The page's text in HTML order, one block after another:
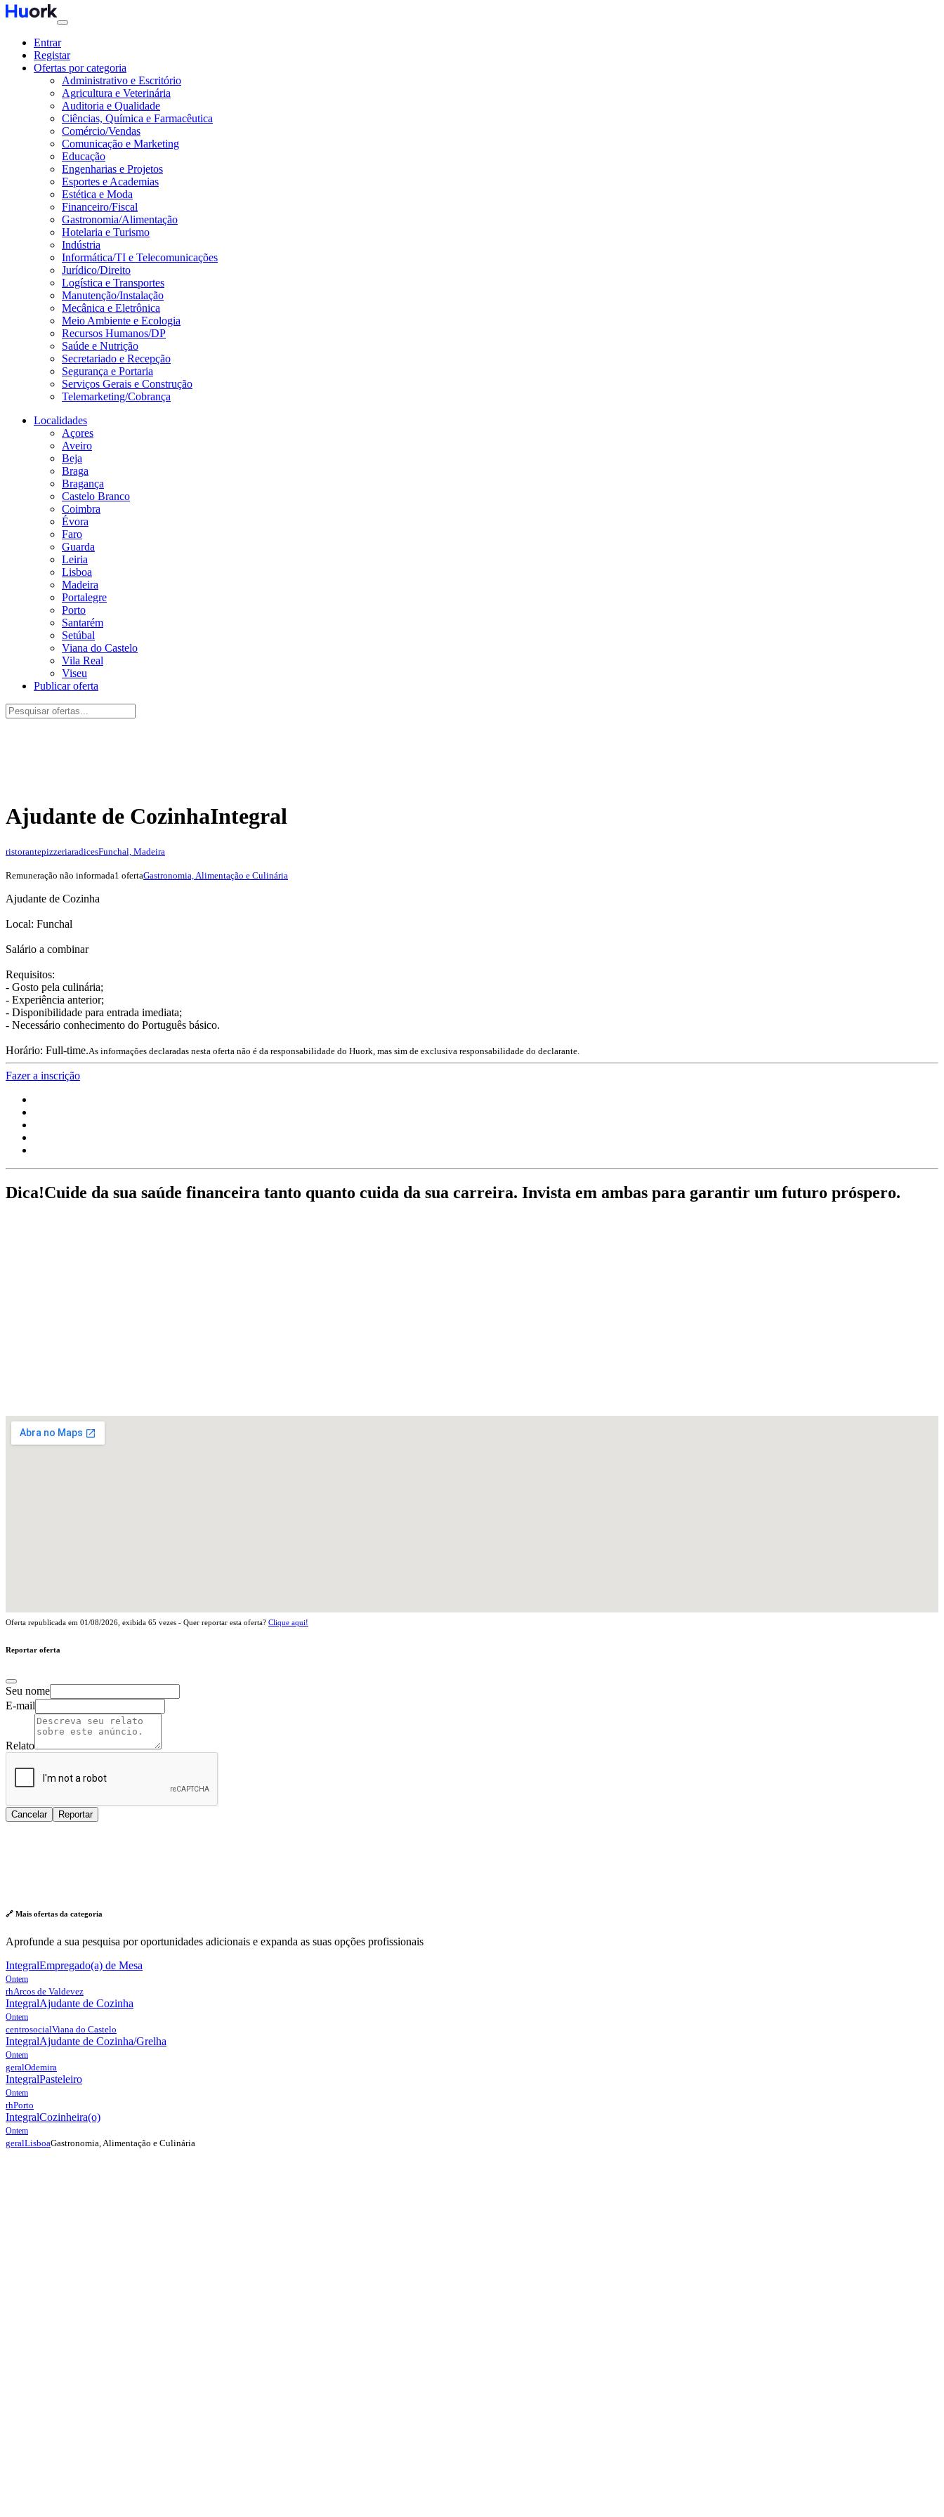
Entrar
Registar
Ofertas por categoria
Administrativo e Escritório
Agricultura e Veterinária
Auditoria e Qualidade
Ciências, Química e Farmacêutica
Comércio/Vendas
Comunicação e Marketing
Educação
Engenharias e Projetos
Esportes e Academias
Estética e Moda
Financeiro/Fiscal
Gastronomia/Alimentação
Hotelaria e Turismo
Indústria
Informática/TI e Telecomunicações
Jurídico/Direito
Logística e Transportes
Manutenção/Instalação
Mecânica e Eletrônica
Meio Ambiente e Ecologia
Recursos Humanos/DP
Saúde e Nutrição
Secretariado e Recepção
Segurança e Portaria
Serviços Gerais e Construção
Telemarketing/Cobrança
Localidades
Açores
Aveiro
Beja
Braga
Bragança
Castelo Branco
Coimbra
Évora
Faro
Guarda
Leiria
Lisboa
Madeira
Portalegre
Porto
Santarém
Setúbal
Viana do Castelo
Vila Real
Viseu
Publicar oferta
Ajudante de CozinhaIntegral
ristorantepizzeriaradicesFunchal, Madeira
Remuneração não informada1 ofertaGastronomia, Alimentação e Culinária
Ajudante de Cozinha
Local: Funchal
Salário a combinar
Requisitos:
- Gosto pela culinária;
- Experiência anterior;
- Disponibilidade para entrada imediata;
- Necessário conhecimento do Português básico.
Horário: Full-time.As informações declaradas nesta oferta não é da responsabilidade do Huork, mas sim de exclusiva responsabilidade do declarante.
Fazer a inscrição
Dica!Cuide da sua saúde financeira tanto quanto cuida da sua carreira. Invista em ambas para garantir um futuro próspero.
Oferta republicada em 01/08/2026 , exibida 65 vezes - Quer reportar esta oferta? Clique aqui!
Reportar oferta
Seu nome
E-mail
Relato
Cancelar Reportar
🔗 Mais ofertas da categoria
Aprofunde a sua pesquisa por oportunidades adicionais e expanda as suas opções profissionais
IntegralEmpregado(a) de Mesa
Ontem
rhArcos de Valdevez
IntegralAjudante de Cozinha
Ontem
centrosocialViana do Castelo
IntegralAjudante de Cozinha/Grelha
Ontem
geralOdemira
IntegralPasteleiro
Ontem
rhPorto
IntegralCozinheira(o)
Ontem
geralLisboaGastronomia, Alimentação e Culinária